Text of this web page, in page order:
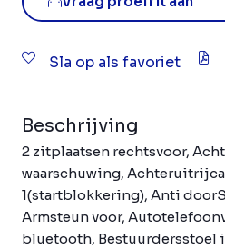
Sla op als favoriet
Beschrijving
2 zitplaatsen rechtsvoor,
waarschuwing,
1(startblokkering), Anti
Armsteun voor,
bluetooth, Bestuurdersstoel